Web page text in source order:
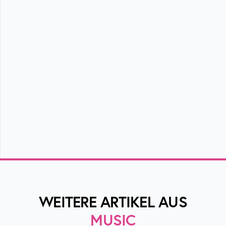
WEITERE ARTIKEL AUS
MUSIC